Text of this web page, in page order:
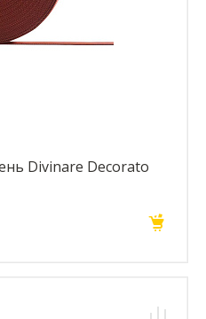
Divinare Decorato